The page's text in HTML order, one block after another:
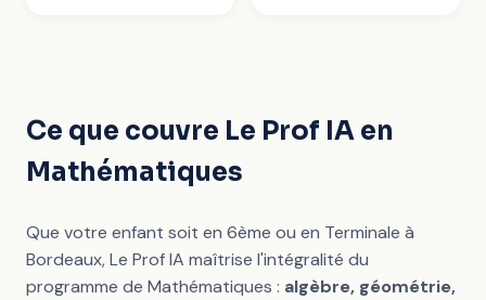
Ce que couvre Le Prof IA en
Mathématiques
Que votre enfant soit en 6ème ou en Terminale à
Bordeaux, Le Prof IA maîtrise l'intégralité du
programme de Mathématiques : algèbre, géométrie,